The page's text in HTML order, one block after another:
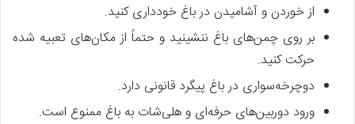
از خوردن و آشامیدن در باغ خودداری کنید.
بر روی چمن‌های باغ ننشینید و حتماً از مکان‌های تعبیه شده
حرکت کنید.
دوچرخه‌سواری در باغ پیگرد قانونی دارد.
ورود دوربین‌های حرفه‌ای و هلی‌شات به باغ ممنوع است.